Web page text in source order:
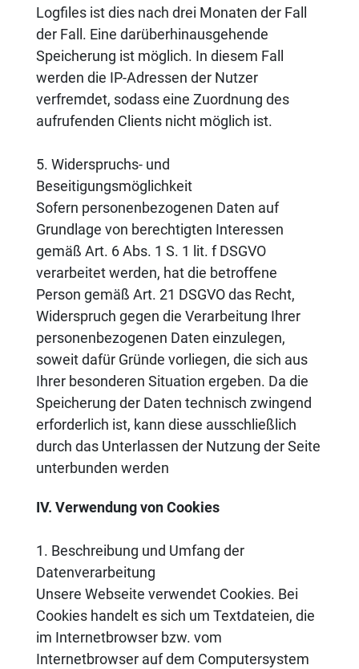
Logfiles ist dies nach drei Monaten der Fall
der Fall. Eine darüberhinausgehende
Speicherung ist möglich. In diesem Fall
werden die IP-Adressen der Nutzer
verfremdet, sodass eine Zuordnung des
aufrufenden Clients nicht möglich ist.
5. Widerspruchs- und
Beseitigungsmöglichkeit
Sofern personenbezogenen Daten auf
Grundlage von berechtigten Interessen
gemäß Art. 6 Abs. 1 S. 1 lit. f DSGVO
verarbeitet werden, hat die betroffene
Person gemäß Art. 21 DSGVO das Recht,
Widerspruch gegen die Verarbeitung Ihrer
personenbezogenen Daten einzulegen,
soweit dafür Gründe vorliegen, die sich aus
Ihrer besonderen Situation ergeben. Da die
Speicherung der Daten technisch zwingend
erforderlich ist, kann diese ausschließlich
durch das Unterlassen der Nutzung der Seite
unterbunden werden
IV. Verwendung von Cookies
1. Beschreibung und Umfang der
Datenverarbeitung
Unsere Webseite verwendet Cookies. Bei
Cookies handelt es sich um Textdateien, die
im Internetbrowser bzw. vom
Internetbrowser auf dem Computersystem